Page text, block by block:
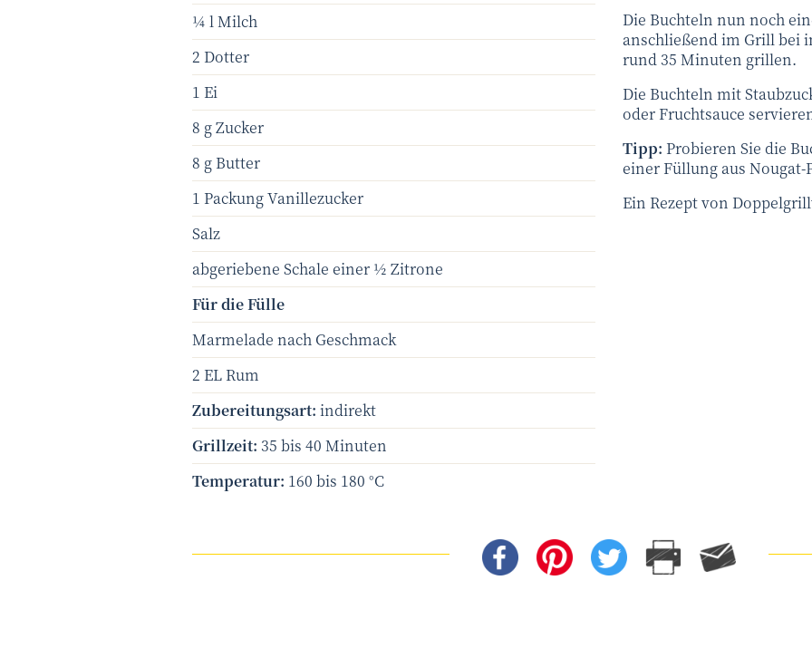
¼ l Milch
2 Dotter
1 Ei
8 g Zucker
8 g Butter
1 Packung Vanillezucker
Salz
abgeriebene Schale einer ½ Zitrone
Für die Fülle
Marmelade nach Geschmack
2 EL Rum
Zubereitungsart: indirekt
Grillzeit: 35 bis 40 Minuten
Temperatur: 160 bis 180 °C
Die Buchteln nun noch
anschließend im Grill bei
rund 35 Minuten grillen.
Die Buchteln mit
oder Fruchtsauce
Tipp: Probieren Sie die
einer Füllung aus
Ein Rezept von